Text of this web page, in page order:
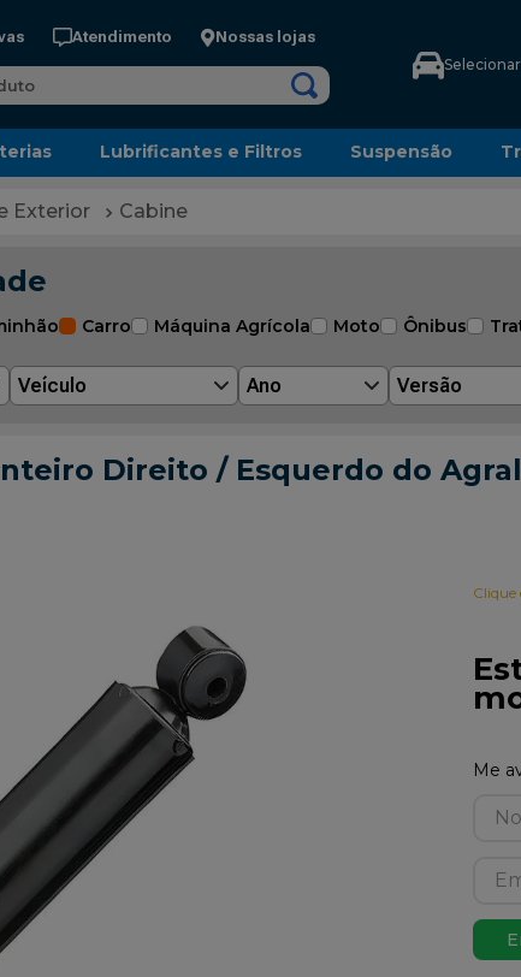
Atendimento Nossas lojas
Lubrificantes e Filtros Suspensão
Exterior Cabine
Carro Máquina Agrícola Moto Ônibus
Veículo Ano Versão
Direito / Esquerdo do
Clique